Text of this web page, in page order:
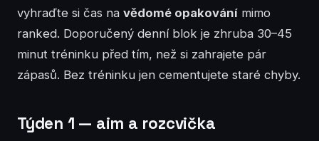
vyhraďte si čas na vědomé opakování mimo
ranked. Doporučený denní blok je zhruba 30–45
minut tréninku před tím, než si zahrajete pár
zápasů. Bez tréninku jen cementujete staré chyby.
Týden 1 — aim a rozcvička